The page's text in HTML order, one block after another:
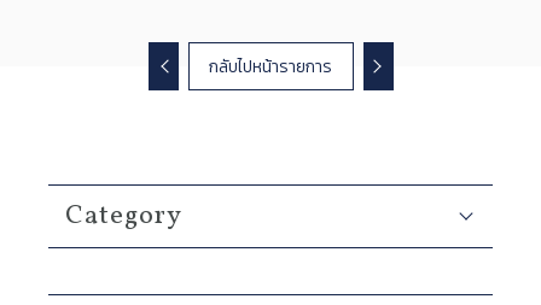
กลับไปหน้ารายการ
Category